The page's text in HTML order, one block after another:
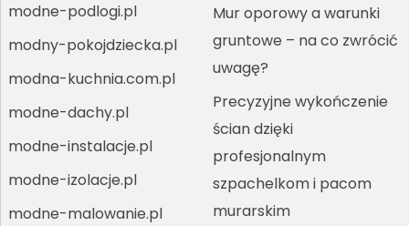
modne-podlogi.pl
modny-pokojdziecka.pl
modna-kuchnia.com.pl
modne-dachy.pl
modne-instalacje.pl
modne-izolacje.pl
modne-malowanie.pl
Mur oporowy a warunki
gruntowe – na co zwrócić
uwagę?
Precyzyjne wykończenie
ścian dzięki
profesjonalnym
szpachelkom i pacom
murarskim